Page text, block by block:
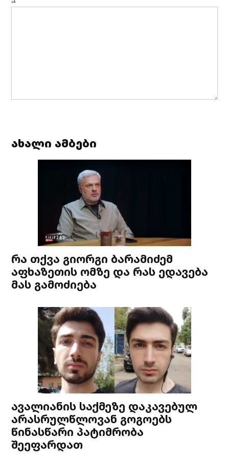
ახალი ამბები
რა თქვა გიორგი ბარამიძემ
აფხაზეთის ომზე და რას ედავება
მას გამოძიება
ავალიანის საქმეზე დაკავებულ
არასრულწლოვან გოგოებს
წინასწარი პატიმრობა
შეეფარდათ